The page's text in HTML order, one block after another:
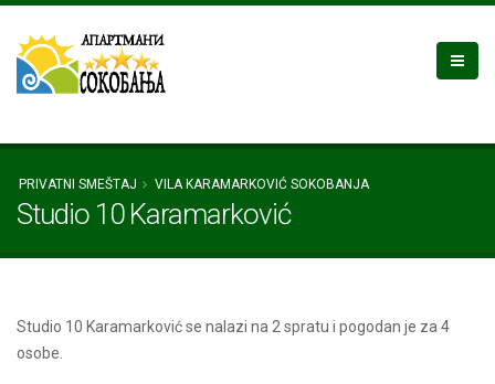
PRIVATNI SMEŠTAJ VILA KARAMARKOVIĆ SOKOBANJA
Studio 10 Karamarković
Studio 10 Karamarković se nalazi na 2 spratu i pogodan je za 4
osobe.